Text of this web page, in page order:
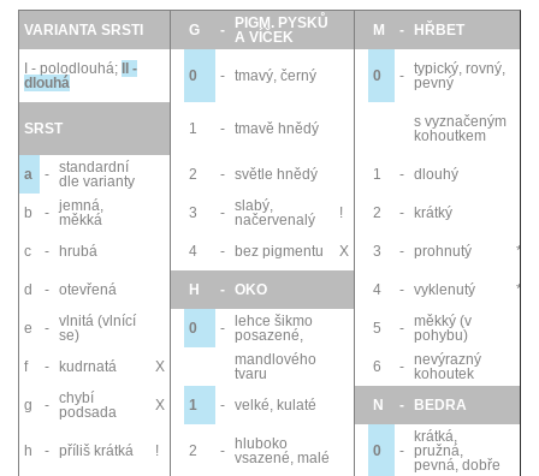
VARIANTA SRSTI G -
PIGM. PYSKŮ
A VÍČEK
M - HŘBET
I - polodlouhá;
II -
dlouhá
0 - tmavý, černý 0 - typický, rovný,
pevný
SRST 1 - tmavě hnědý
s vyznačeným
kohoutkem
a - standardní
dle varianty
2 - světle hnědý 1 - dlouhý
b - jemná,
měkká
3 - slabý,
načervenalý
! 2 - krátký
c - hrubá 4 - bez pigmentu X 3 - prohnutý *
d - otevřená H - OKO 4 - vyklenutý *
e - vlnitá (vlnící
se)
0 -
lehce šikmo
posazené,
5 -
měkký (v
pohybu)
f
- kudrnatá X
mandlového
tvaru
6 -
nevýrazný
kohoutek
g
- chybí
podsada
X 1 - velké, kulaté N - BEDRA
h - příliš krátká ! 2 -
hluboko
vsazené, malé
0 -
krátká,
pružná,
pevná, dobře